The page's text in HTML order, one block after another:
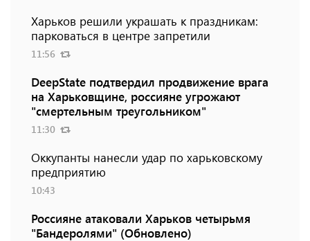
Харьков решили украшать к праздникам:
парковаться в центре запретили
11:56
DeepState подтвердил продвижение врага
на Харьковщине, россияне угрожают
"смертельным треугольником"
11:30
Оккупанты нанесли удар по харьковскому
предприятию
10:43
Россияне атаковали Харьков четырьмя
"Бандеролями" (Обновлено)